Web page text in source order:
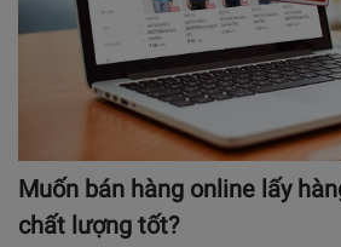
Muốn bán hàng online lấy
chất lượng tốt?